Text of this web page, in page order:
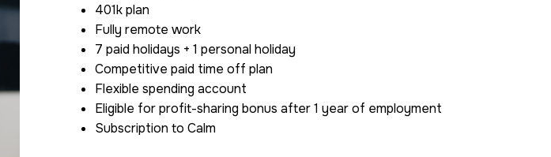
401k plan
Fully remote work
7 paid holidays + 1 personal holiday
Competitive paid time off plan
Flexible spending account
Eligible for profit-sharing bonus after 1 year of employment
Subscription to Calm